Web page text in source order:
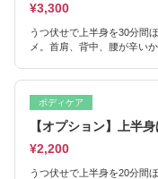
¥3,300
うつ伏せで上半身を30分間
メ。首肩、背中、腰が辛い
ボディケア
【オプション】上半
¥2,200
うつ伏せで上半身を20分間